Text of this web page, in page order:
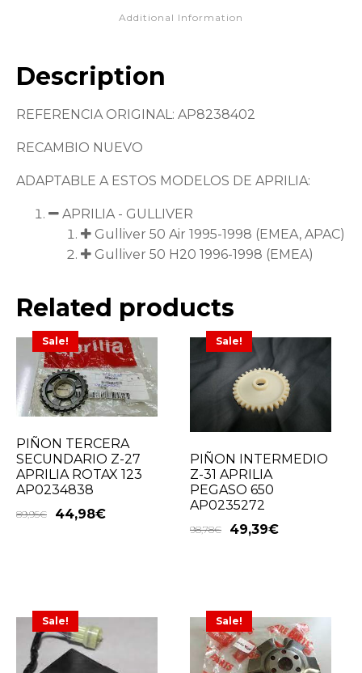
Additional Information
Description
REFERENCIA ORIGINAL: AP8238402
RECAMBIO NUEVO
ADAPTABLE A ESTOS MODELOS DE APRILIA:
APRILIA - GULLIVER
Gulliver 50 Air 1995-1998 (EMEA, APAC)
Gulliver 50 H20 1996-1998 (EMEA)
Related products
Sale!
PIÑON TERCERA
SECUNDARIO Z-27
APRILIA ROTAX 123
AP0234838
89,95€ 44,98€
Sale!
PIÑON INTERMEDIO
Z-31 APRILIA
PEGASO 650
AP0235272
98,78€ 49,39€
Sale! Sale!